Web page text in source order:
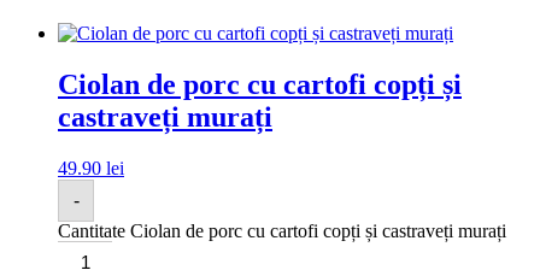
Ciolan de porc cu cartofi copți și
castraveți murați
49.90 lei
-
Cantitate Ciolan de porc cu cartofi copți și castraveți murați